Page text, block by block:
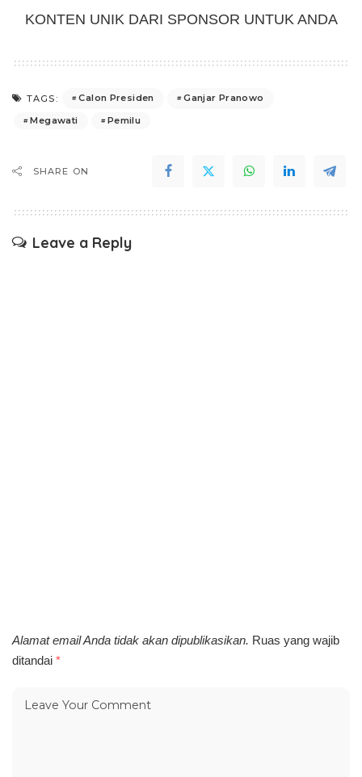
KONTEN UNIK DARI SPONSOR UNTUK ANDA
TAGS: Calon Presiden
Ganjar Pranowo
Megawati
Pemilu
SHARE ON
Leave a Reply
Alamat email Anda tidak akan dipublikasikan. Ruas yang wajib
ditandai *